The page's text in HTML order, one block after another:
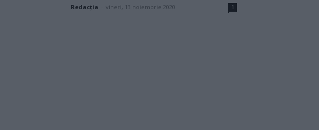
Redacţia vineri, 13 noiembrie 2020 1